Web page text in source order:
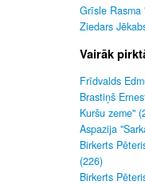
Grīsle Rasma
Ziedars
Vairāk
Frīdvalds
Brastiņš
Kuršu zeme"
Aspazija
Birkerts
(226)
Birkerts